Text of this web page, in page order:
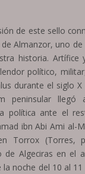
de este sello
Almanzor, uno
historia.
político,
durante el siglo
peninsular llegó
política ante el
ibn Abi Ami al-
Torrox (Torres,
de Algeciras en el
la noche del 10 al